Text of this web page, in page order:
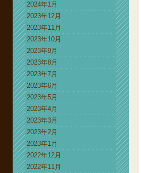
2024年1月
2023年12月
2023年11月
2023年10月
2023年9月
2023年8月
2023年7月
2023年6月
2023年5月
2023年4月
2023年3月
2023年2月
2023年1月
2022年12月
2022年11月